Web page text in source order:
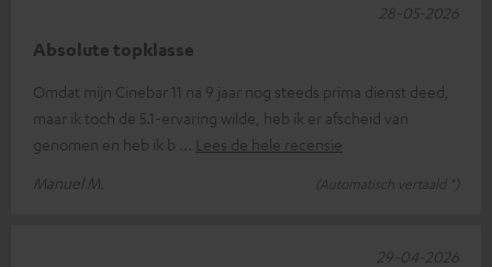
Absolute topklasse
Omdat mijn Cinebar 11 na 9 jaar nog steeds prima dienst deed,
maar ik toch de 5.1-ervaring wilde, heb ik er afscheid van
genomen en heb ik b
Lees de hele recensie
Manuel M.
(Automatisch vertaald *)
28-05-2026
29-04-2026